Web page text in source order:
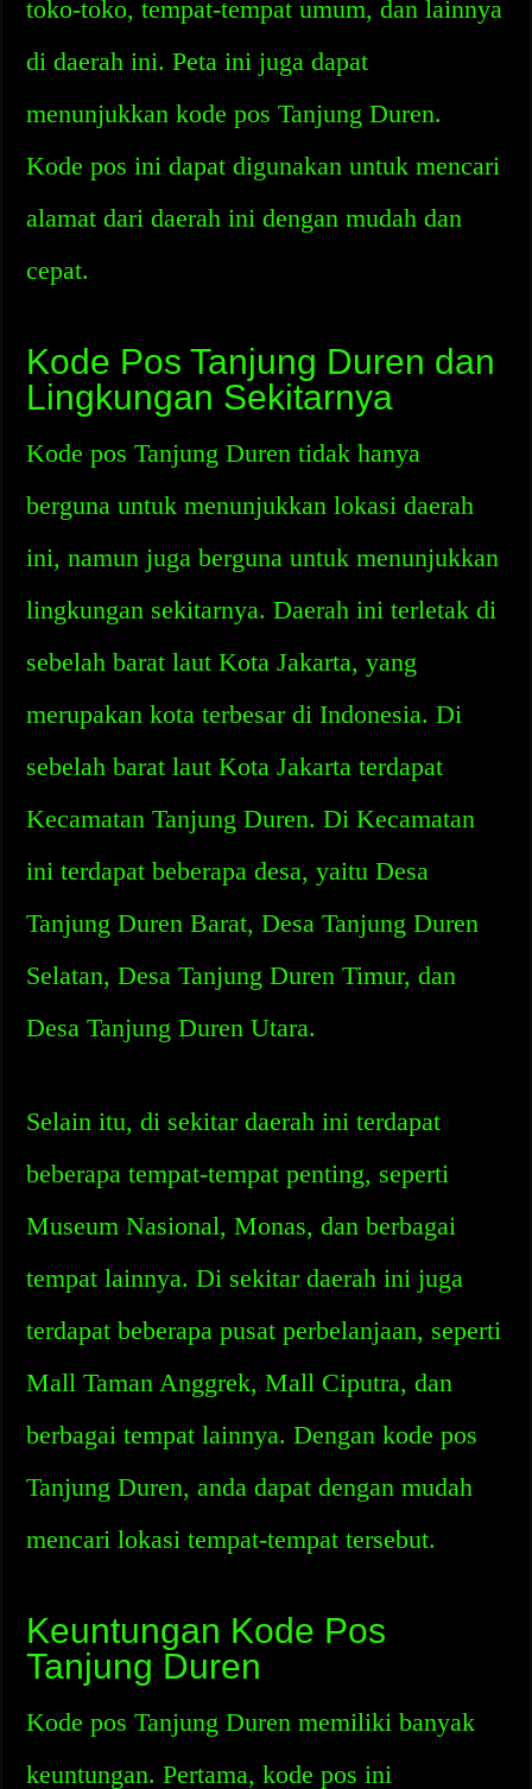
toko-toko, tempat-tempat umum, dan lainnya
di daerah ini. Peta ini juga dapat
menunjukkan kode pos Tanjung Duren.
Kode pos ini dapat digunakan untuk mencari
alamat dari daerah ini dengan mudah dan
cepat.
Kode Pos Tanjung Duren dan
Lingkungan Sekitarnya
Kode pos Tanjung Duren tidak hanya
berguna untuk menunjukkan lokasi daerah
ini, namun juga berguna untuk menunjukkan
lingkungan sekitarnya. Daerah ini terletak di
sebelah barat laut Kota Jakarta, yang
merupakan kota terbesar di Indonesia. Di
sebelah barat laut Kota Jakarta terdapat
Kecamatan Tanjung Duren. Di Kecamatan
ini terdapat beberapa desa, yaitu Desa
Tanjung Duren Barat, Desa Tanjung Duren
Selatan, Desa Tanjung Duren Timur, dan
Desa Tanjung Duren Utara.
Selain itu, di sekitar daerah ini terdapat
beberapa tempat-tempat penting, seperti
Museum Nasional, Monas, dan berbagai
tempat lainnya. Di sekitar daerah ini juga
terdapat beberapa pusat perbelanjaan, seperti
Mall Taman Anggrek, Mall Ciputra, dan
berbagai tempat lainnya. Dengan kode pos
Tanjung Duren, anda dapat dengan mudah
mencari lokasi tempat-tempat tersebut.
Keuntungan Kode Pos
Tanjung Duren
Kode pos Tanjung Duren memiliki banyak
keuntungan. Pertama, kode pos ini